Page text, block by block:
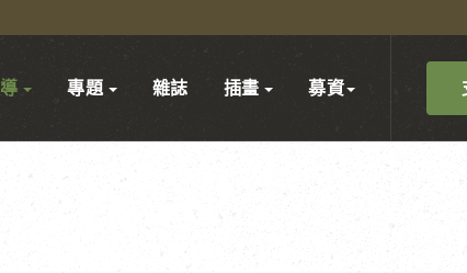
專題 雜誌 插畫 募資